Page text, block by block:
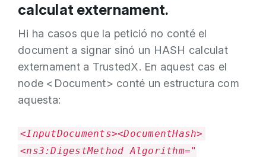
calculat externament.
Hi ha casos que la petició no conté el
document a signar sinó un HASH calculat
externament a TrustedX. En aquest cas el
node <Document> conté un estructura com
aquesta:
<InputDocuments><DocumentHash>
<ns3:DigestMethod Algorithm="